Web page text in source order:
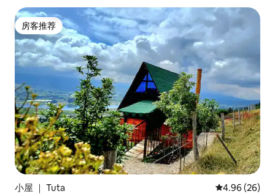
房客推荐
房客推荐
小屋 ｜ Tuta 平均评分 4.96
4.96 (26)